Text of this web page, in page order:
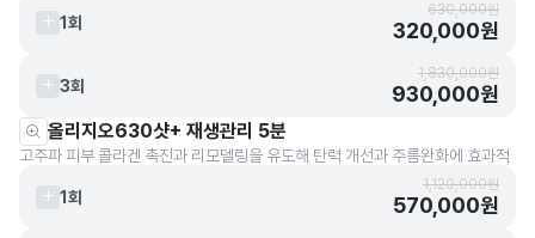
1회
630,000원
320,000원
3회
1,830,000원
930,000원
올리지오630샷+ 재생관리 5분
고주파 피부 콜라겐 촉진과 리모델링을 유도해 탄력 개선과 주름완화에 효과적
1회
1,120,000원
570,000원